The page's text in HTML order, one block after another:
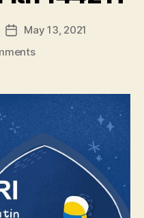
May 13, 2021